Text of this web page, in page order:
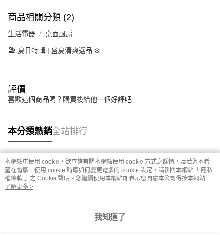
商品相關分類 (2)
生活電器 桌面風扇
🏖️ 夏日特輯 | 盛夏清爽選品 ❄️
評價
喜歡這個商品嗎？購買後給他一個好評吧
本分類熱銷全站排行
熱門標籤
本網站中使用 cookie，欲查詢有關本網站使用 cookie 方式之詳情，及若您不希
望在電腦上使用 cookie 時應如何變更電腦的 cookie 設定，請參閱本網站「 隱私
權條款 」之 Cookie 聲明。您繼續使用本網站即表示您同意本公司得按本網站使
用條款之 Cookie 聲明使用 cookie。
了解更多 >
我知道了